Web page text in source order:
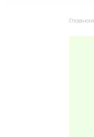
Главная